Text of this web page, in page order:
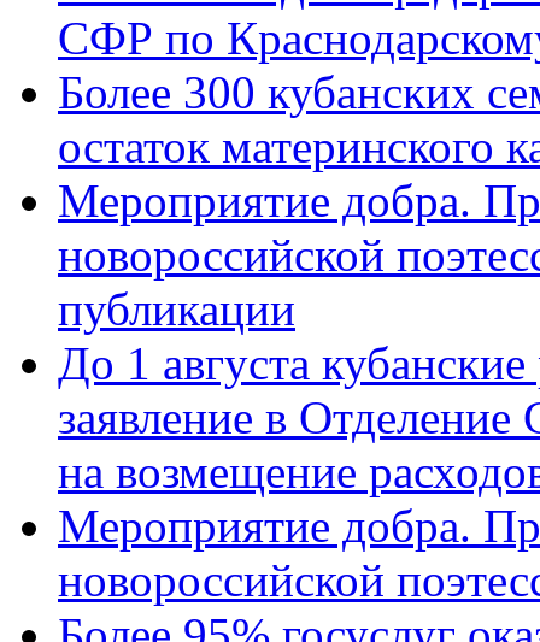
СФР по
Более 300 кубанских
остаток материнского
Мероприятие добра.
новороссийской
публикации
До 1 августа
заявление в
на возмещение
Мероприятие добра.
новороссийской